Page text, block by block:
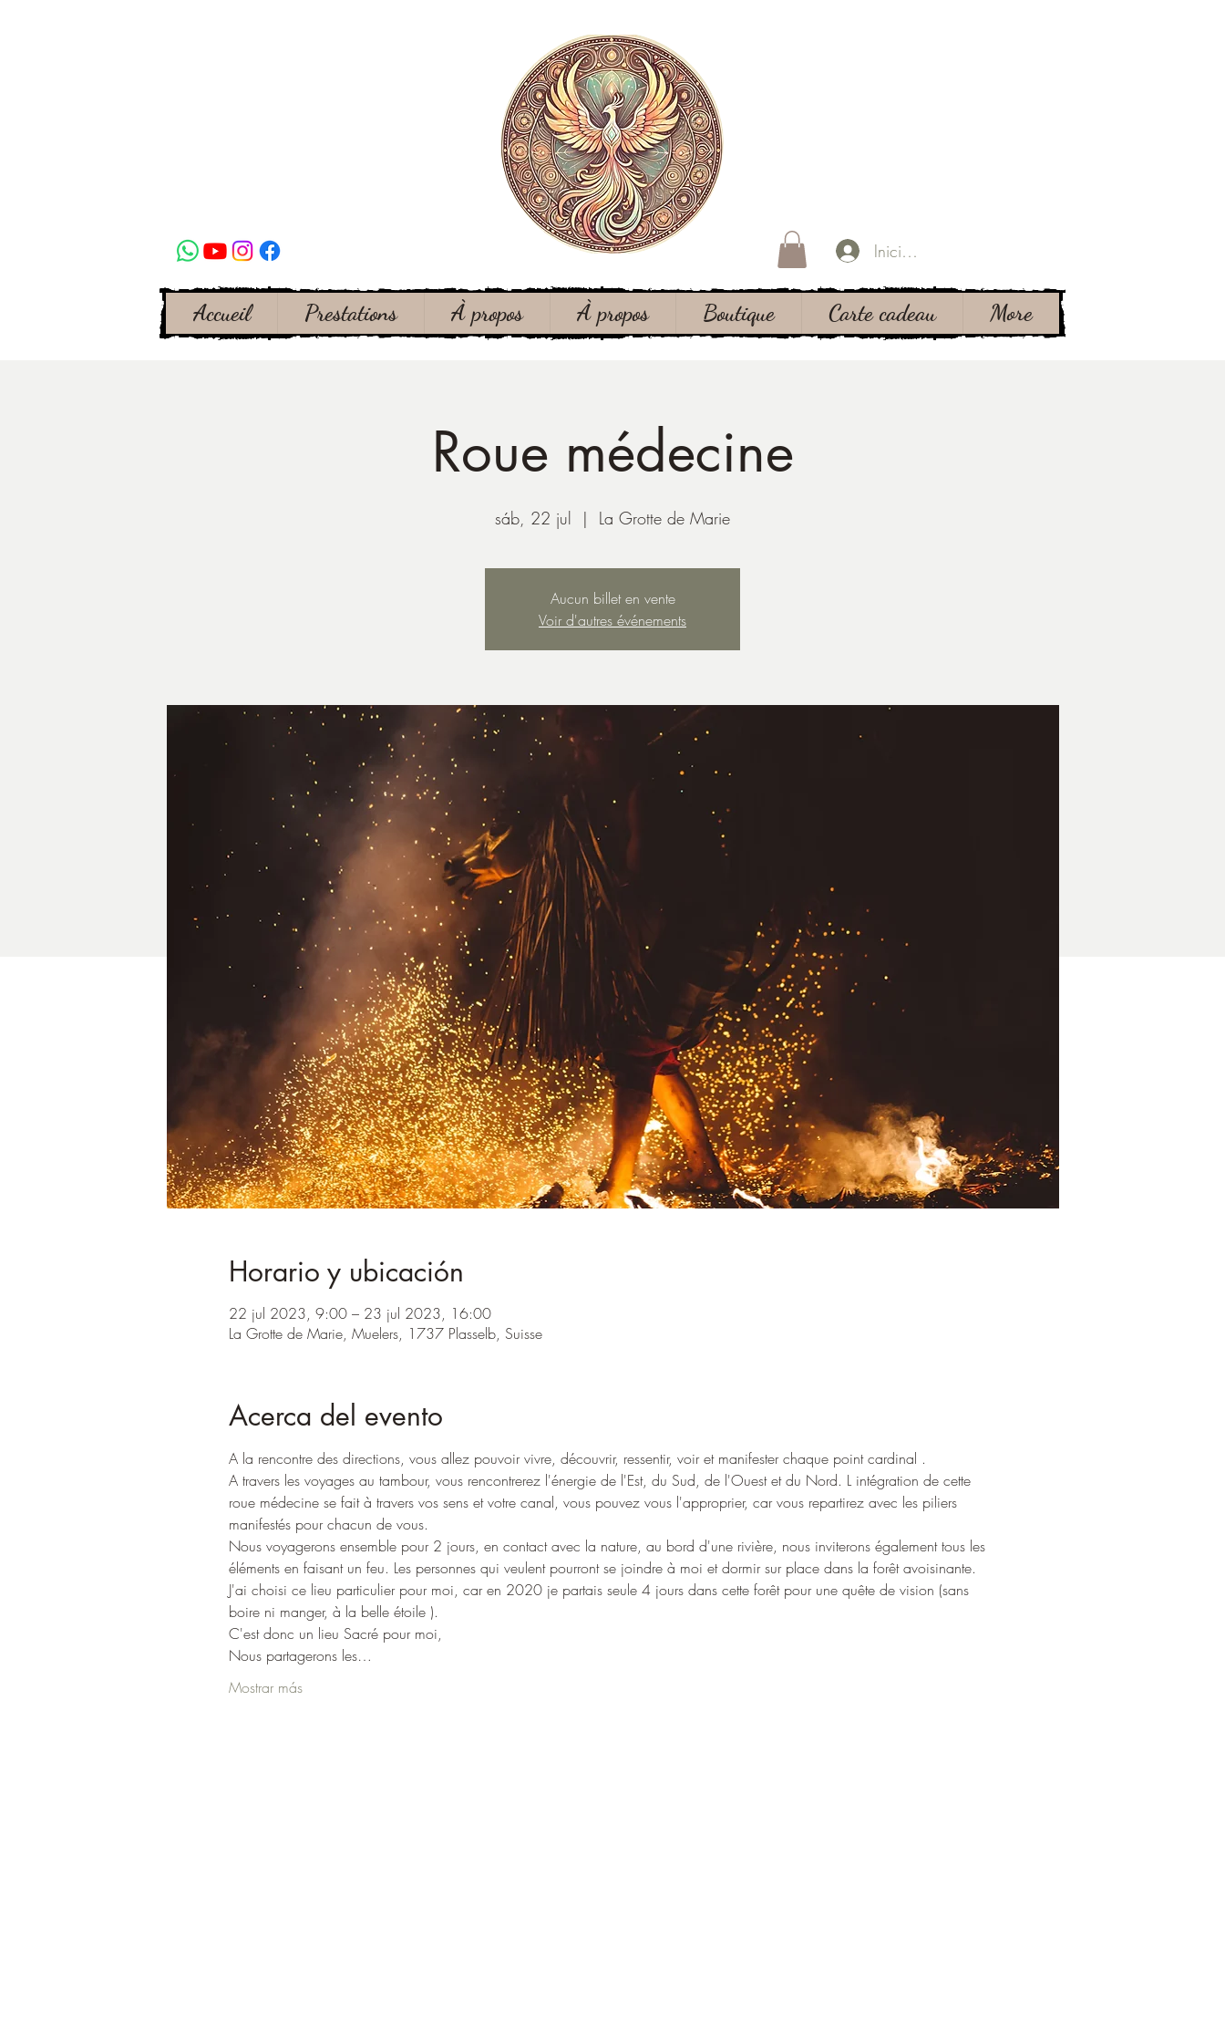
Iniciar sesión
Accueil Prestations À propos À propos Boutique Carte cadeau More
Roue médecine
sáb, 22 jul
  |
La Grotte de Marie
Aucun billet en vente
Voir d'autres événements
Horario y ubicación
22 jul 2023, 9:00 – 23 jul 2023, 16:00
La Grotte de Marie, Muelers, 1737 Plasselb, Suisse
Acerca del evento
A la rencontre des directions, vous allez pouvoir vivre, découvrir, ressentir, voir et manifester chaque point cardinal .
A travers les voyages au tambour, vous rencontrerez l'énergie de l'Est, du Sud, de l'Ouest et du Nord. L intégration de cette
roue médecine se fait à travers vos sens et votre canal, vous pouvez vous l'approprier, car vous repartirez avec les piliers
manifestés pour chacun de vous.
Nous voyagerons ensemble pour 2 jours, en contact avec la nature, au bord d'une rivière, nous inviterons également tous les
éléments en faisant un feu. Les personnes qui veulent pourront se joindre à moi et dormir sur place dans la forêt avoisinante.
J'ai choisi ce lieu particulier pour moi, car en 2020 je partais seule 4 jours dans cette forêt pour une quête de vision (sans
boire ni manger, à la belle étoile ).
C'est donc un lieu Sacré pour moi,
Nous partagerons les…
Mostrar más